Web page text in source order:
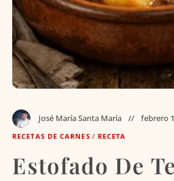
José María Santa María febrero
RECETAS DE CARNES / RECETA
Estofado De